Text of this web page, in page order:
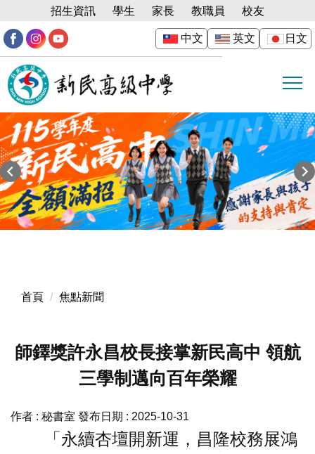
到
主
內
容
區
招生資訊 學生 家長 教職員 校友
中文 英文 日文
首頁 焦點新聞
師鐸獎許永昌校長接掌新民高中 領航
三學制邁向百年榮耀
作者 : 秘書室 發布日期 : 2025-10-31
「永續杏壇開新運，昌隆校務展鴻